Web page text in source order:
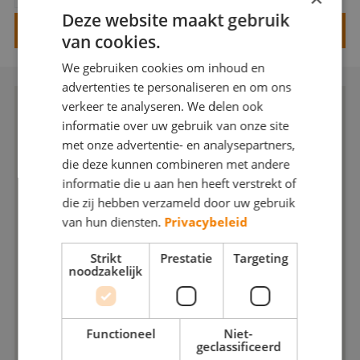
Webshop
Contact
Magazines
VRAAG EEN OFFERTE AAN VOOR DEZE SCHILDER
Deze website maakt gebruik
van cookies.
We gebruiken cookies om inhoud en
advertenties te personaliseren en om ons
verkeer te analyseren. We delen ook
informatie over uw gebruik van onze site
met onze advertentie- en analysepartners,
die deze kunnen combineren met andere
informatie die u aan hen heeft verstrekt of
die zij hebben verzameld door uw gebruik
van hun diensten. Privacybeleid
Strikt
noodzakelijk
Prestatie Targeting
Functioneel
Niet-
geclassificeerd